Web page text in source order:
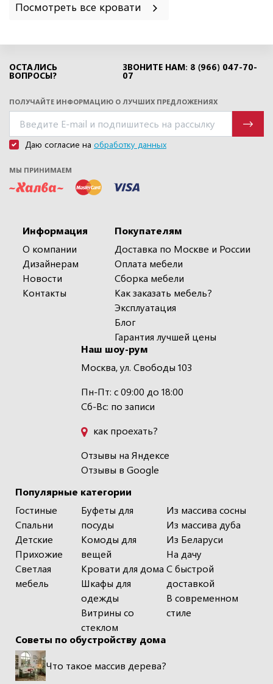
Посмотреть все кровати
ОСТАЛИСЬ
ВОПРОСЫ?
ЗВОНИТЕ НАМ: 8 (966) 047-70-
07
ПОЛУЧАЙТЕ ИНФОРМАЦИЮ О ЛУЧШИХ ПРЕДЛОЖЕНИЯХ
Даю согласие на обработку данных
МЫ ПРИНИМАЕМ
Информация
О компании
Дизайнерам
Новости
Контакты
Популярные категории
Гостиные
Спальни
Детские
Прихожие
Светлая
мебель
Буфеты для
посуды
Комоды для
вещей
Кровати для дома
Шкафы для
одежды
Витрины со
стеклом
Из массива сосны
Из массива дуба
Из Беларуси
На дачу
С быстрой
доставкой
В современном
стиле
Покупателям
Доставка по Москве и России
Оплата мебели
Сборка мебели
Как заказать мебель?
Эксплуатация
Блог
Гарантия лучшей цены
Наш шоу-рум
Москва, ул. Свободы 103
Пн-Пт: с 09:00 до 18:00
Сб-Вс: по записи
как проехать?
Отзывы на Яндексе
Отзывы в Google
Советы по обустройству дома
Что такое массив дерева?